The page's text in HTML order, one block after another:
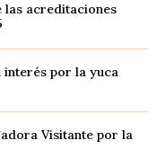
las acreditaciones
interés por la yuca
Visitante por la